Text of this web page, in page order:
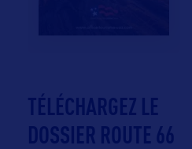
TÉLÉCHARGEZ LE
DOSSIER ROUTE 66